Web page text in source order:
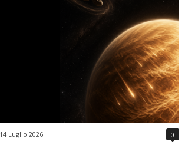
14 Luglio 2026 0